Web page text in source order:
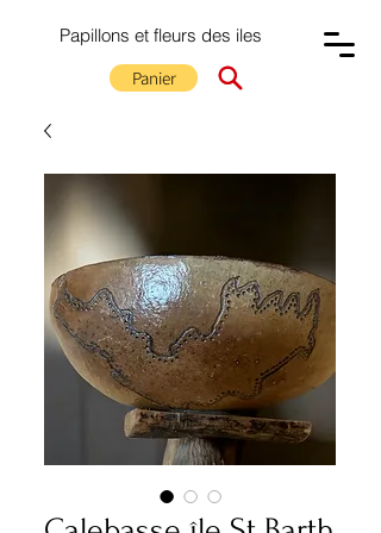
Papillons et fleurs des iles
Panier